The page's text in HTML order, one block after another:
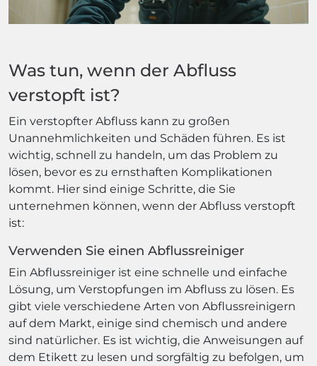
Was tun, wenn der Abfluss
verstopft ist?
Ein verstopfter Abfluss kann zu großen
Unannehmlichkeiten und Schäden führen. Es ist
wichtig, schnell zu handeln, um das Problem zu
lösen, bevor es zu ernsthaften Komplikationen
kommt. Hier sind einige Schritte, die Sie
unternehmen können, wenn der Abfluss verstopft
ist:
Verwenden Sie einen Abflussreiniger
Ein Abflussreiniger ist eine schnelle und einfache
Lösung, um Verstopfungen im Abfluss zu lösen. Es
gibt viele verschiedene Arten von Abflussreinigern
auf dem Markt, einige sind chemisch und andere
sind natürlicher. Es ist wichtig, die Anweisungen auf
dem Etikett zu lesen und sorgfältig zu befolgen, um